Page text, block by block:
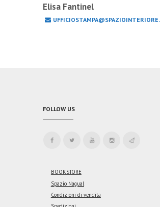
Elisa Fantinel
FOLLOW US
BOOKSTORE
Spazio Nagual
Condizioni di vendita